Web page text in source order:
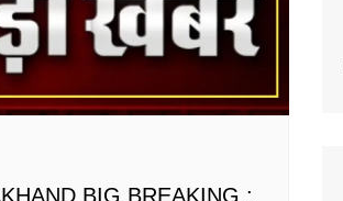
BIG BREAKING :